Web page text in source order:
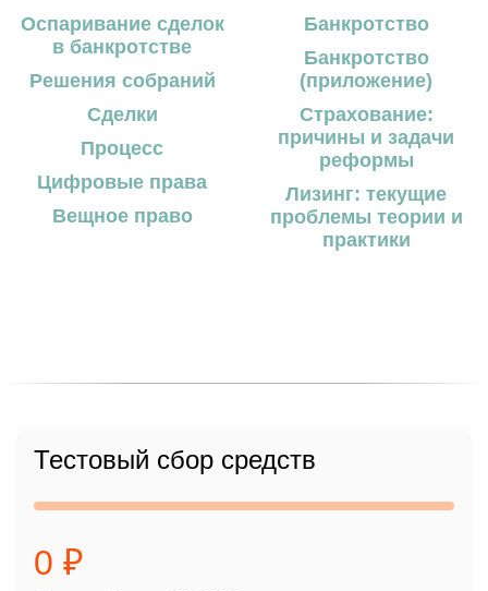
Оспаривание сделок
в банкротстве
Решения собраний
Сделки
Процесс
Цифровые права
Вещное право
Банкротство
Банкротство
(приложение)
Страхование:
причины и задачи
реформы
Лизинг: текущие
проблемы теории и
практики
Тестовый сбор средств
0 ₽